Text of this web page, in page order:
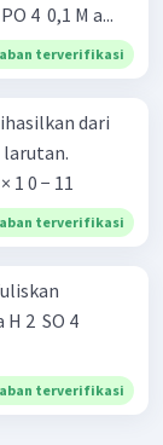
4 ​ 0,1 M a...
terverifikasi
dari
larutan.
1 0 − 11
terverifikasi
2 ​ SO 4
terverifikasi